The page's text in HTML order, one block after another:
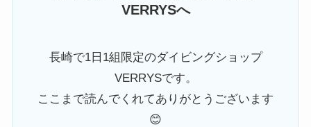
VERRYSへ
長崎で1日1組限定のダイビングショップ
VERRYSです。
ここまで読んでくれてありがとうございます
😊